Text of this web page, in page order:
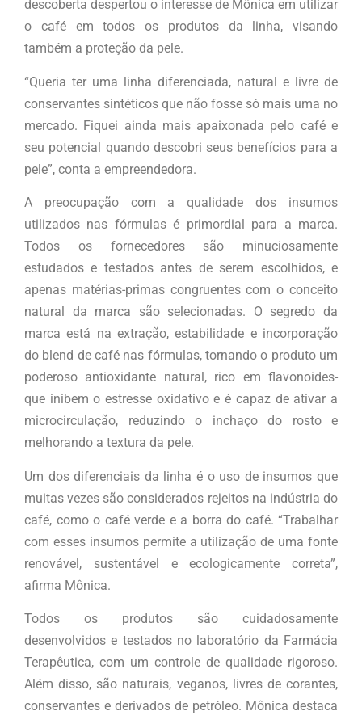
descoberta despertou o interesse de Mônica em utilizar
o café em todos os produtos da linha, visando
também a proteção da pele.
“Queria ter uma linha diferenciada, natural e livre de
conservantes sintéticos que não fosse só mais uma no
mercado. Fiquei ainda mais apaixonada pelo café e
seu potencial quando descobri seus benefícios para a
pele”, conta a empreendedora.
A preocupação com a qualidade dos insumos
utilizados nas fórmulas é primordial para a marca.
Todos os fornecedores são minuciosamente
estudados e testados antes de serem escolhidos, e
apenas matérias-primas congruentes com o conceito
natural da marca são selecionadas. O segredo da
marca está na extração, estabilidade e incorporação
do blend de café nas fórmulas, tornando o produto um
poderoso antioxidante natural, rico em flavonoides-
que inibem o estresse oxidativo e é capaz de ativar a
microcirculação, reduzindo o inchaço do rosto e
melhorando a textura da pele.
Um dos diferenciais da linha é o uso de insumos que
muitas vezes são considerados rejeitos na indústria do
café, como o café verde e a borra do café. “Trabalhar
com esses insumos permite a utilização de uma fonte
renovável, sustentável e ecologicamente correta”,
afirma Mônica.
Todos os produtos são cuidadosamente
desenvolvidos e testados no laboratório da Farmácia
Terapêutica, com um controle de qualidade rigoroso.
Além disso, são naturais, veganos, livres de corantes,
conservantes e derivados de petróleo. Mônica destaca